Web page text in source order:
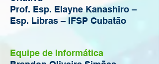
Prof. Esp. Elayne Kanashiro –
Esp. Libras – IFSP Cubatão
Equipe de Informática